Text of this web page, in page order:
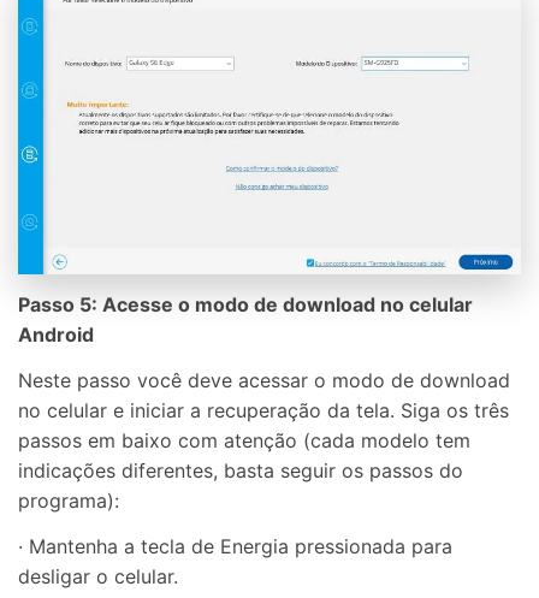
Passo 5: Acesse o modo de download no celular
Android
Neste passo você deve acessar o modo de download
no celular e iniciar a recuperação da tela. Siga os três
passos em baixo com atenção (cada modelo tem
indicações diferentes, basta seguir os passos do
programa):
· Mantenha a tecla de Energia pressionada para
desligar o celular.